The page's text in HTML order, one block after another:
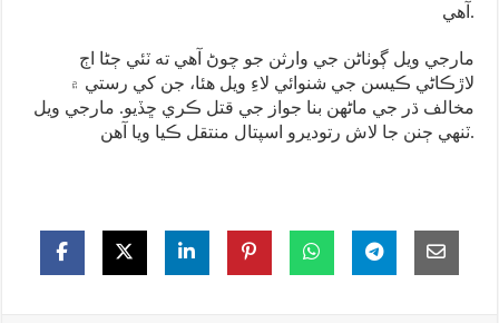
آهي.
مارجي ويل ڳوٺاڻن جي وارثن جو چوڻ آهي ته ٽئي ڄڻا اڄ
لاڙڪاڻي ڪيسن جي شنوائي لاءِ ويل هئا، جن کي رستي ۾
مخالف ڌر جي ماڻهن بنا جواز جي قتل ڪري ڇڏيو. مارجي ويل
ٽنهي ڄنن جا لاش رتوديرو اسپتال منتقل ڪيا ويا آهن.